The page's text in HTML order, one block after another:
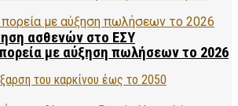
ασθενών στο ΕΣΥ
με αύξηση πωλήσεων το 2026